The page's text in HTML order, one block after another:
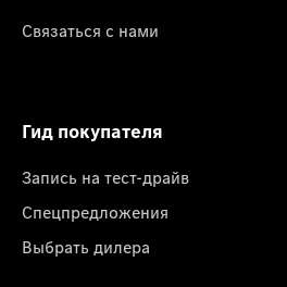
Связаться с нами
Гид покупателя
Запись на тест-драйв
Спецпредложения
Выбрать дилера